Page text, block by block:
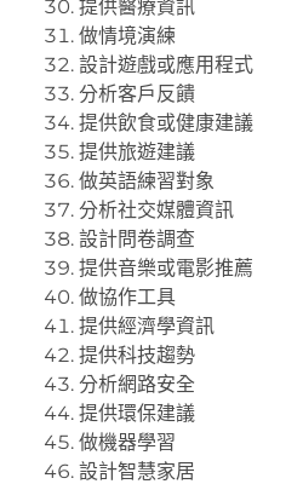
提供醫療資訊
做情境演練
設計遊戲或應用程式
分析客戶反饋
提供飲食或健康建議
提供旅遊建議
做英語練習對象
分析社交媒體資訊
設計問卷調查
提供音樂或電影推薦
做協作工具
提供經濟學資訊
提供科技趨勢
分析網路安全
提供環保建議
做機器學習
設計智慧家居